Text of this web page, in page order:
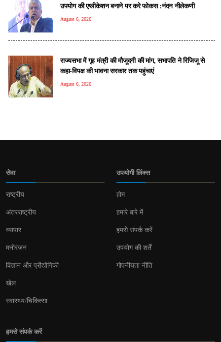
उपयोग की एप्लीकेशन बनाने पर करे फोकस :नंदन नीलेकणी
August 6, 2026
राज्यसभा में गृह मंत्री की मौजूदगी की मांग, सभापति ने रिजिजू से
कहा-विपक्ष की भावना सरकार तक पहुंचाएं
August 6, 2026
सेवा
राष्ट्रीय
अंतरराष्ट्रीय
व्यापार
मनोरंजन
विज्ञान और प्रौद्योगिकी
खेल
स्वास्थ्य/चिकित्सा
उपयोगी लिंक्स
होम
हमारे बारे में
हमसे संपर्क करें
उपयोग की शर्तें
गोपनीयता नीति
हमसे संपर्क करें